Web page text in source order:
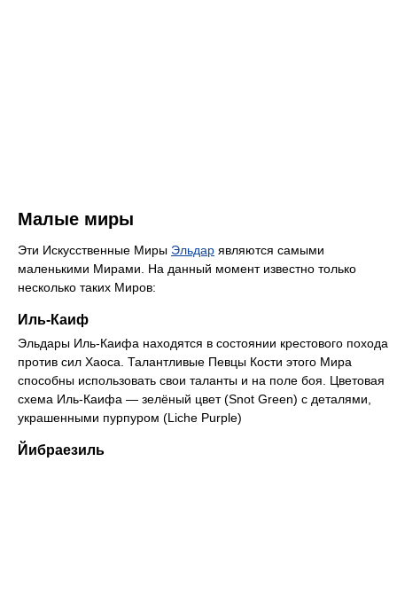
Малые миры
Эти Искусственные Миры Эльдар являются самыми
маленькими Мирами. На данный момент известно только
несколько таких Миров:
Иль-Каиф
Эльдары Иль-Каифа находятся в состоянии крестового похода
против сил Хаоса. Талантливые Певцы Кости этого Мира
способны использовать свои таланты и на поле боя. Цветовая
схема Иль-Каифа — зелёный цвет (Snot Green) с деталями,
украшенными пурпуром (Liche Purple)
Йибраезиль